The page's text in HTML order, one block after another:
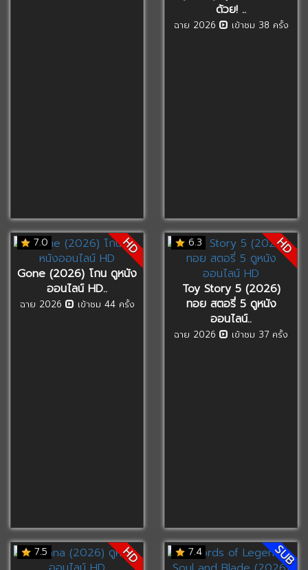
ด้วย! ..
ฉาย 2026 เข้าชม 38 ครั้ง
7.0 HD
Gone (2026) โกน ดูหนัง
ออนไลน์ HD..
ฉาย 2026 เข้าชม 44 ครั้ง
6.3 HD
Toy Story 5 (2026)
ทอย สตอรี่ 5 ดูหนัง
ออนไลน์..
ฉาย 2026 เข้าชม 37 ครั้ง
7.5 HD 7.4 SUB